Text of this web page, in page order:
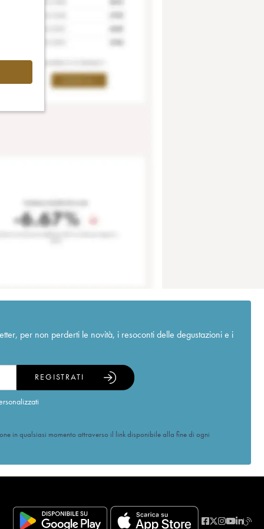
per non perderti le novità, i resoconti delle degustazioni e i
REGISTRATI
in qualsiasi momento attraverso il link disponibile alla fine di ogni